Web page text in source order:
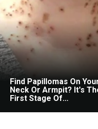
Find Papillomas On
Neck Or Armpit? It's
First Stage Of...